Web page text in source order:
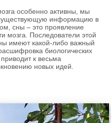
особенно активны, мы
информацию в
сны – это проявление
мозга. Последователи этой
имеют какой-либо важный
биологических
к весьма
новых идей.